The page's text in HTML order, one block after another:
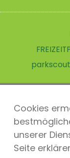
Cookies
unserer
Seite